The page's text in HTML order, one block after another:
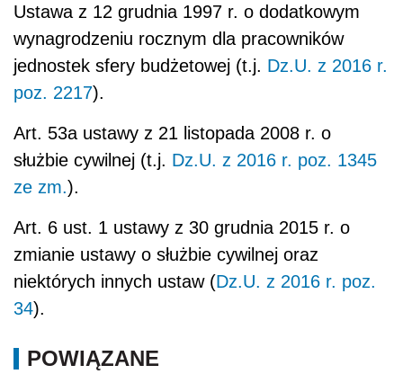
Ustawa z 12 grudnia 1997 r. o dodatkowym
wynagrodzeniu rocznym dla pracowników
jednostek sfery budżetowej (t.j. Dz.U. z 2016 r.
poz. 2217).
Art. 53a ustawy z 21 listopada 2008 r. o
służbie cywilnej (t.j. Dz.U. z 2016 r. poz. 1345
ze zm.).
Art. 6 ust. 1 ustawy z 30 grudnia 2015 r. o
zmianie ustawy o służbie cywilnej oraz
niektórych innych ustaw (Dz.U. z 2016 r. poz.
34).
POWIĄZANE